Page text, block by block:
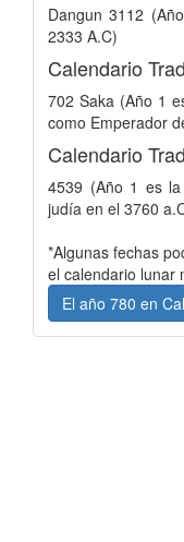
Dangun 3112
2333 A.C)
Calendario
702 Saka (Año 1
como Emperador
Calendario
4539 (Año 1 es
judía en el 3760
*Algunas fechas
el calendario lunar
El año 780 en